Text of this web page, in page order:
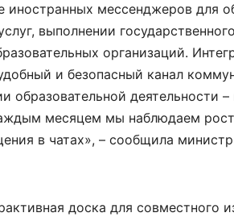
иностранных мессенджеров для
выполнении
организаций.
и безопасный канал
деятельности
месяцем мы наблюдаем
в чатах», – сообщила
доска для совместного